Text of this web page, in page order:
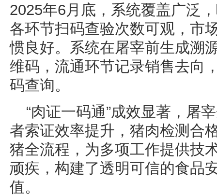
2025年6月底，系统覆盖广泛
各环节扫码查验次数可观，市
惯良好。系统在屠宰前生成溯
维码，流通环节记录销售去向
码查询。
“肉证一码通”成效显著，屠
者索证效率提升，猪肉检测合
猪全流程，为多项工作提供技
顽疾，构建了透明可信的食品
值。